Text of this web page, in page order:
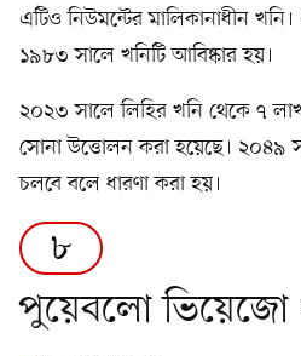
এটিও নিউমন্টের মালিকানাধীন
১৯৮৩ সালে খনিটি আবিষ্কার হয়।
২০২৩ সালে লিহির খনি থেকে ৭
সোনা উত্তোলন করা হয়েছে। ২০৪৯
চলবে বলে ধারণা করা হয়।
৮
পুয়েবলো ভিয়েজো